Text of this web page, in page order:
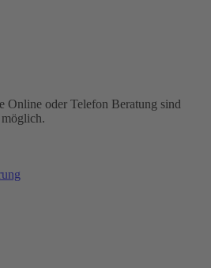
Online oder Telefon Beratung sind